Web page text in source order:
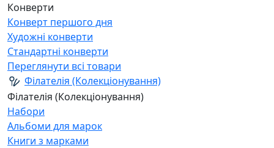
Конверти
Конверт першого дня
Художні конверти
Стандартні конверти
Переглянути всі товари
Філателія (Колекціонування)
Філателія (Колекціонування)
Набори
Альбоми для марок
Книги з марками